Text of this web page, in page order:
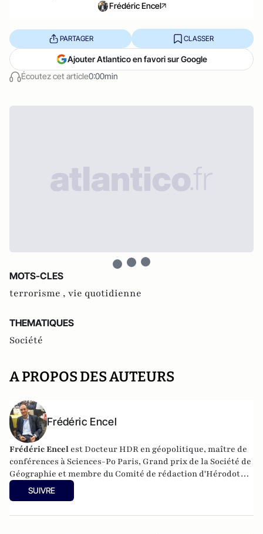
Frédéric Encel
Écoutez cet article0:00min
PARTAGER CLASSER
Ajouter Atlantico en favori sur Google
MOTS-CLES
terrorisme , vie quotidienne
THEMATIQUES
Société
A PROPOS DES AUTEURS
Frédéric Encel
Frédéric Encel est Docteur HDR en géopolitique, maître de
conférences à Sciences-Po Paris, Grand prix de la Société de
Géographie et membre du Comité de rédaction d'Hérodote.
Il a fondé et anime chaque année les Rencontres
internationales géopolitiques de Trouville-sur-Mer.
SUIVRE